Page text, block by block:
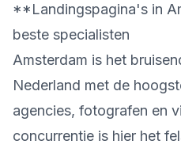
**Landingspagina's in
beste specialisten
Amsterdam is het
Nederland met de
agencies, fotografen en
concurrentie is hier het